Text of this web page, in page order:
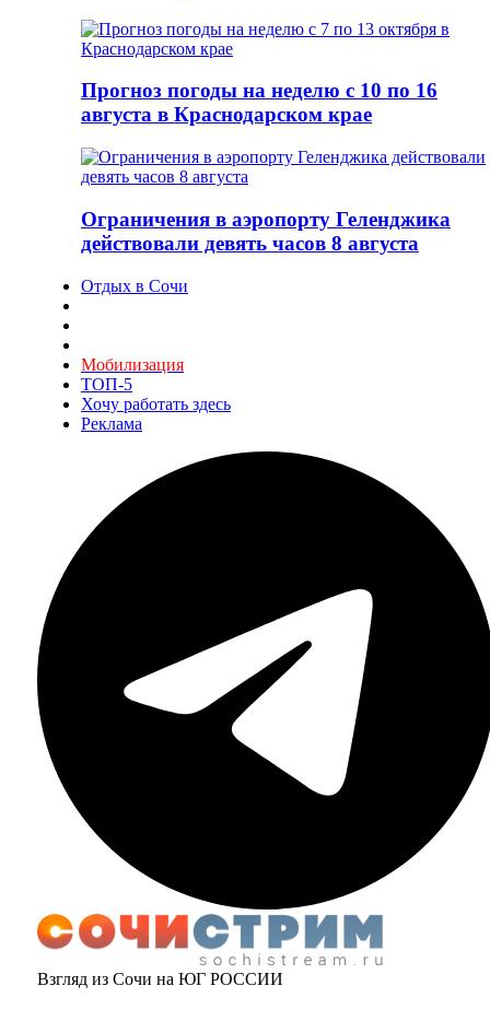
Прогноз погоды на неделю с 10 по 16
августа в Краснодарском крае
Ограничения в аэропорту Геленджика
действовали девять часов 8 августа
Отдых в Сочи
Мобилизация
ТОП-5
Хочу работать здесь
Реклама
Взгляд из Сочи на ЮГ РОССИИ